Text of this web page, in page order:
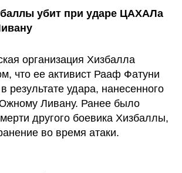
убит при ударе ЦАХАЛа
организация Хизбалла
что ее активист Рааф Фатуни
результате удара, нанесенного
Ливану. Ранее было
другого боевика Хизбаллы,
во время атаки.